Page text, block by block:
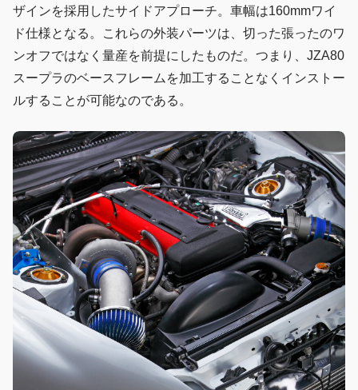
ザインを採用したサイドアプローチ。車幅は160mmワイ
ド仕様となる。これらの外装パーツは、切った張ったのワ
ンオフではなく量産を前提にしたものだ。つまり、JZA80
スープラのベースフレームを加工することなくインストー
ルすることが可能なのである。